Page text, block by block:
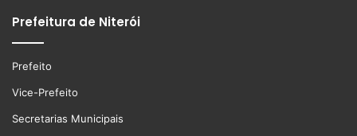
Prefeitura de Niterói
Prefeito
Vice-Prefeito
Secretarias Municipais